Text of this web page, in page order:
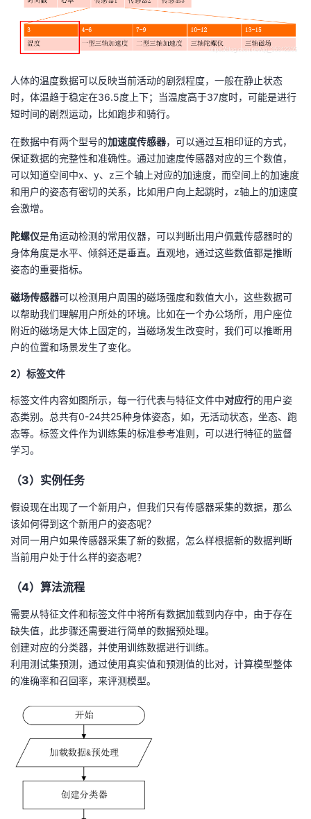
者
堂
的
课
我
的
证
我
实
验
的
收
藏
支
我
技
术
持
的
云
建
议
人体的温度数据可以反映当前活动的剧烈程度，一般在静止状态
时，体温趋于稳定在36.5度上下；当温度高于37度时，可能是进行
短时间的剧烈运动，比如跑步和骑行。
在数据中有两个型号的加速度传感器，可以通过互相印证的方式，
保证数据的完整性和准确性。通过加速度传感器对应的三个数值，
可以知道空间中x、y、z三个轴上对应的加速度，而空间上的加速度
和用户的姿态有密切的关系，比如用户向上起跳时，z轴上的加速度
会激增。
陀螺仪是角运动检测的常用仪器，可以判断出用户佩戴传感器时的
身体角度是水平、倾斜还是垂直。直观地，通过这些数值都是推断
姿态的重要指标。
磁场传感器可以检测用户周围的磁场强度和数值大小，这些数据可
以帮助我们理解用户所处的环境。比如在一个办公场所，用户座位
附近的磁场是大体上固定的，当磁场发生改变时，我们可以推断用
户的位置和场景发生了变化。
2）标签文件
标签文件内容如图所示，每一行代表与特征文件中对应行的用户姿
态类别。总共有0-24共25种身体姿态，如，无活动状态，坐态、跑
态等。标签文件作为训练集的标准参考准则，可以进行特征的监督
学习。
（3）实例任务
假设现在出现了一个新用户，但我们只有传感器采集的数据，那么
该如何得到这个新用户的姿态呢？
对同一用户如果传感器采集了新的数据，怎么样根据新的数据判断
当前用户处于什么样的姿态呢？
（4）算法流程
需要从特征文件和标签文件中将所有数据加载到内存中，由于存在
缺失值，此步骤还需要进行简单的数据预处理。
创建对应的分类器，并使用训练数据进行训练。
利用测试集预测，通过使用真实值和预测值的比对，计算模型整体
的准确率和召回率，来评测模型。